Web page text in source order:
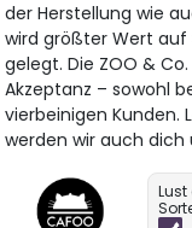
der Herstellung wie
wird größter Wert auf
gelegt. Die ZOO &
Akzeptanz – sowohl
vierbeinigen Kunden.
werden wir auch dich